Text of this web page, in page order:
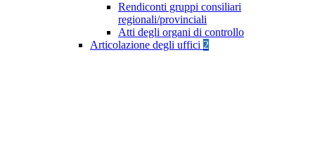
Rendiconti gruppi consiliari
regionali/provinciali
Atti degli organi di controllo
Articolazione degli uffici 2